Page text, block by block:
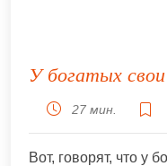
У богатых
27 мин.
Вот, говорят, что у